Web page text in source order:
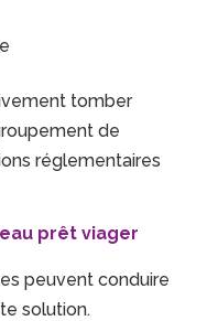
tomber
de
réglementaires
prêt viager
peuvent conduire
solution.